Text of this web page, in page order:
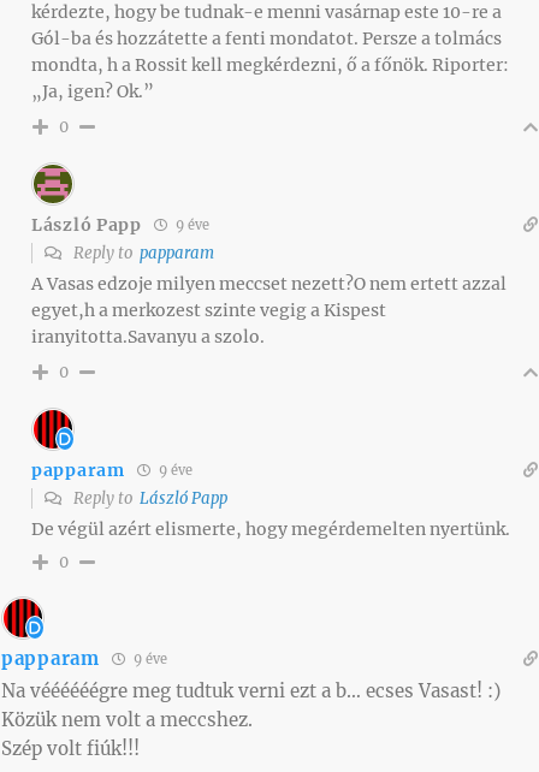
kérdezte, hogy be tudnak-e menni vasárnap este 10-re a
Gól-ba és hozzátette a fenti mondatot. Persze a tolmács
mondta, h a Rossit kell megkérdezni, ő a főnök. Riporter:
„Ja, igen? Ok.”
0
László Papp 9 éve
Reply to papparam
A Vasas edzoje milyen meccset nezett?O nem ertett azzal
egyet,h a merkozest szinte vegig a Kispest
iranyitotta.Savanyu a szolo.
0
papparam 9 éve
Reply to László Papp
De végül azért elismerte, hogy megérdemelten nyertünk.
0
papparam 9 éve
Na véééééégre meg tudtuk verni ezt a b… ecses Vasast! :)
Közük nem volt a meccshez.
Szép volt fiúk!!!